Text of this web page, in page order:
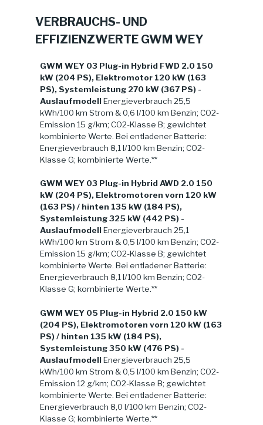
VERBRAUCHS- UND
EFFIZIENZWERTE GWM WEY
GWM WEY 03 Plug-in Hybrid FWD 2.0 150
kW (204 PS), Elektromotor 120 kW (163
PS), Systemleistung 270 kW (367 PS) -
AuslaufmodellEnergieverbrauch 25,5
kWh/100 km Strom & 0,6 l/100 km Benzin; CO2-
Emission 15 g/km; CO2-Klasse B; gewichtet
kombinierte Werte. Bei entladener Batterie:
Energieverbrauch 8,1 l/100 km Benzin; CO2-
Klasse G; kombinierte Werte.**
GWM WEY 03 Plug-in Hybrid AWD 2.0 150
kW (204 PS), Elektromotoren vorn 120 kW
(163 PS) / hinten 135 kW (184 PS),
Systemleistung 325 kW (442 PS) -
AuslaufmodellEnergieverbrauch 25,1
kWh/100 km Strom & 0,5 l/100 km Benzin; CO2-
Emission 15 g/km; CO2-Klasse B; gewichtet
kombinierte Werte. Bei entladener Batterie:
Energieverbrauch 8,1 l/100 km Benzin; CO2-
Klasse G; kombinierte Werte.**
GWM WEY 05 Plug-in Hybrid 2.0 150 kW
(204 PS), Elektromotoren vorn 120 kW (163
PS) / hinten 135 kW (184 PS),
Systemleistung 350 kW (476 PS) -
AuslaufmodellEnergieverbrauch 25,5
kWh/100 km Strom & 0,5 l/100 km Benzin; CO2-
Emission 12 g/km; CO2-Klasse B; gewichtet
kombinierte Werte. Bei entladener Batterie:
Energieverbrauch 8,0 l/100 km Benzin; CO2-
Klasse G; kombinierte Werte.**